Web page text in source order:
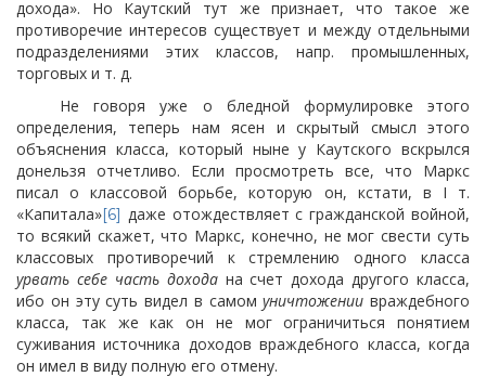
дохода». Но Каутский тут же признает, что такое же
противоречие интересов существует и между отдельными
подразделениями этих классов, напр. промышленных,
торговых и т. д.
Не говоря уже о бледной формулировке этого
определения, теперь нам ясен и скрытый смысл этого
объяснения класса, который ныне у Каутского вскрылся
донельзя отчетливо. Если просмотреть все, что Маркс
писал о классовой борьбе, которую он, кстати, в I т.
«Капитала»[6] даже отождествляет с гражданской войной,
то всякий скажет, что Маркс, конечно, не мог свести суть
классовых противоречий к стремлению одного класса
урвать себе часть доходана счет дохода другого класса,
ибо он эту суть видел в самомуничтожении враждебного
класса, так же как он не мог ограничиться понятием
суживания источника доходов враждебного класса, когда
он имел в виду полную его отмену.